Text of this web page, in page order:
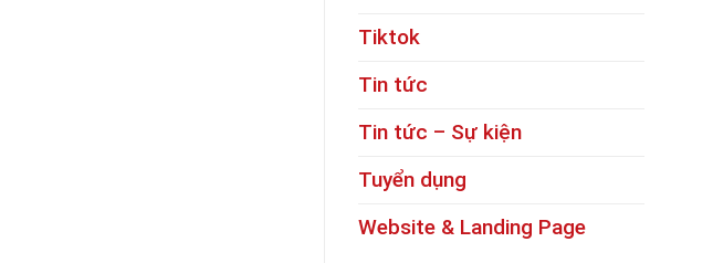
Tiktok
Tin tức
Tin tức – Sự kiện
Tuyển dụng
Website & Landing Page